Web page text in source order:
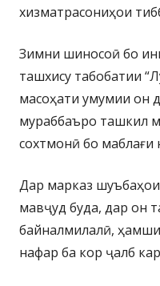
хизматрасониҳои
Зимни шиносоӣ бо
ташхису табобатии
масоҳати умумии он
мураббаъро ташкил
сохтмонӣ бо
Дар марказ
мавҷуд буда, дар он
байналмилалӣ,
нафар ба кор ҷалб